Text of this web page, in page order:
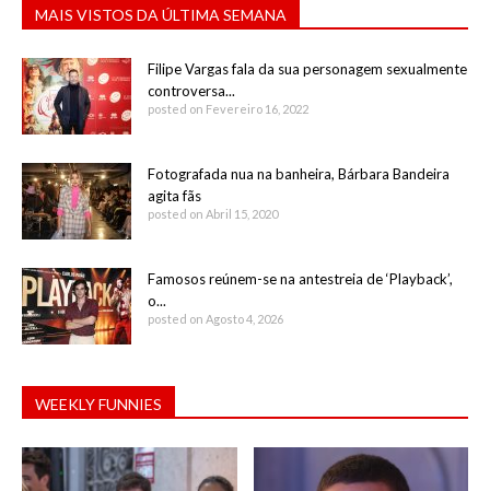
MAIS VISTOS DA ÚLTIMA SEMANA
Filipe Vargas fala da sua personagem sexualmente
controversa...
posted on Fevereiro 16, 2022
Fotografada nua na banheira, Bárbara Bandeira
agita fãs
posted on Abril 15, 2020
Famosos reúnem-se na antestreia de ‘Playback’,
o...
posted on Agosto 4, 2026
WEEKLY FUNNIES